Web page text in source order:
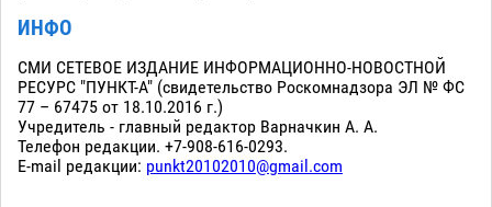
ИНФО
СМИ СЕТЕВОЕ ИЗДАНИЕ ИНФОРМАЦИОННО-НОВОСТНОЙ
РЕСУРС "ПУНКТ-А" (свидетельство Роскомнадзора ЭЛ № ФС
77 – 67475 от 18.10.2016 г.)
Учредитель - главный редактор Варначкин А. А.
Телефон редакции. +7-908-616-0293.
E-mail редакции: punkt20102010@gmail.com